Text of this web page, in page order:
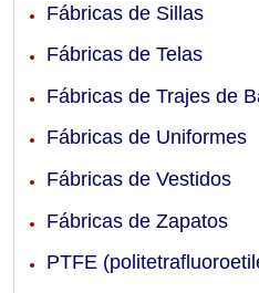
Fábricas de Sillas
Fábricas de Telas
Fábricas de Trajes de
Fábricas de Uniformes
Fábricas de Vestidos
Fábricas de Zapatos
PTFE